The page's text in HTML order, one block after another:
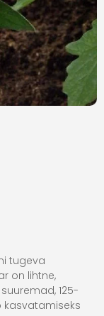
tugeva
on lihtne,
125-
kasvatamiseks